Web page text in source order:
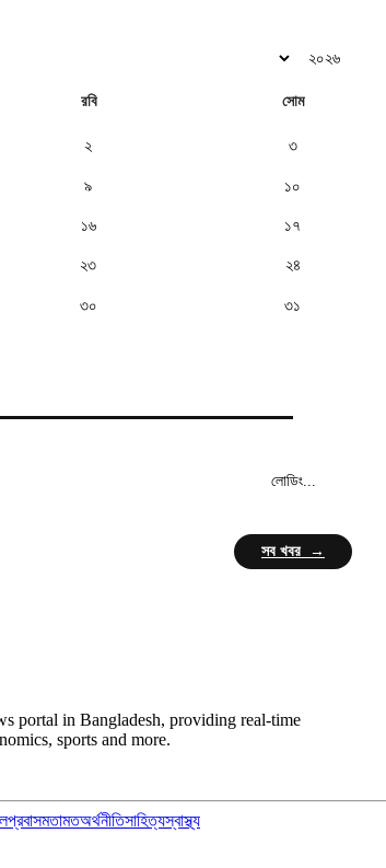
রবি সোম
২ ৩
৯ ১০
১৬ ১৭
২৩ ২৪
৩০ ৩১
লোডিং...
সব খবর →
portal in Bangladesh, providing real-time
sports and more.
প্রবাসমতামতঅর্থনীতিসাহিত্যস্বাস্থ্য